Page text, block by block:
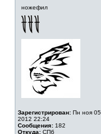
ножефил
Зарегистрирован: Пн ноя 05,
2012 22:24
Сообщения: 182
Откуда: СПб